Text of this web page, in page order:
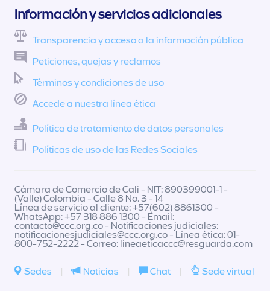
Información y servicios adicionales
Transparencia y acceso a la información pública
Peticiones, quejas y reclamos
Términos y condiciones de uso
Accede a nuestra línea ética
Política de tratamiento de datos personales
Políticas de uso de las Redes Sociales
Cámara de Comercio de Cali - NIT: 890399001-1 -
(Valle) Colombia - Calle 8 No. 3 - 14
Línea de servicio al cliente: +57(602) 8861300 -
WhatsApp: +57 318 886 1300 - Email:
contacto@ccc.org.co- Notificaciones judiciales:
notificacionesjudiciales@ccc.org.co- Línea ética: 01-
800-752-2222 - Correo: lineaeticaccc@resguarda.com
Sedes | Noticias | Chat | Sede virtual